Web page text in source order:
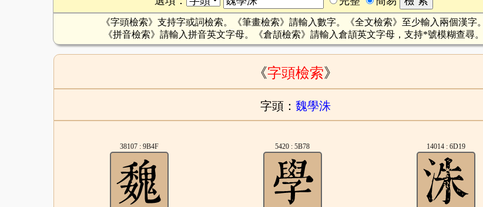
《字頭檢索》支持字或詞檢索。《筆畫檢索》請輸入數字。《全文檢索》至少輸入兩個漢字。
《拼音檢索》請輸入拼音英文字母。《倉頡檢索》請輸入倉頡英文字母，支持*號模糊查尋。
《字頭檢索》
字頭： 魏學洙
38107 : 9B4F 5420 : 5B78 14014 : 6D19